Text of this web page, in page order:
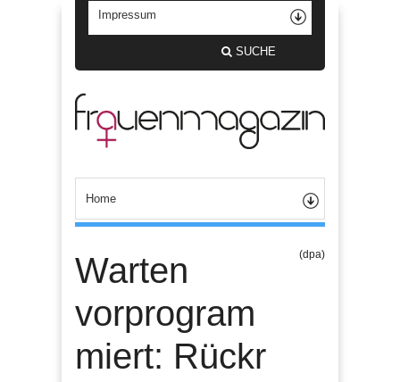
SUCHE
Warten
vorprogram
miert: Rückr
(dpa)